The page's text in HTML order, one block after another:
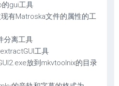
的gui工具
有Matroska文件的属性的工
分离工具
工具
放到mkvtoolnix的目录